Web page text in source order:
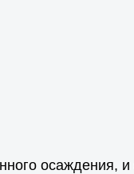
осаждения, и